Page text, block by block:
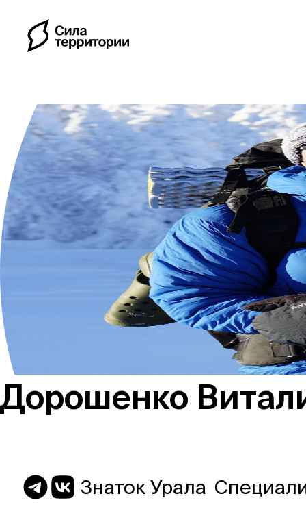
Календарь
Индивидуальные
Россия
Мир
Команда
Дорошенко
Знаток Урала